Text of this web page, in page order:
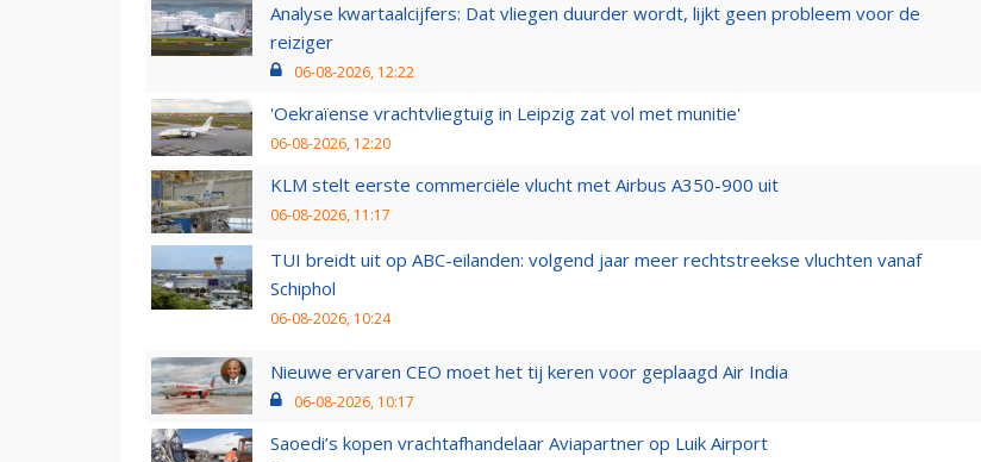
Analyse kwartaalcijfers: Dat vliegen duurder wordt, lijkt geen probleem voor de
reiziger
06-08-2026, 12:22
'Oekraïense vrachtvliegtuig in Leipzig zat vol met munitie'
06-08-2026, 12:20
KLM stelt eerste commerciële vlucht met Airbus A350-900 uit
06-08-2026, 11:17
TUI breidt uit op ABC-eilanden: volgend jaar meer rechtstreekse vluchten vanaf
Schiphol
06-08-2026, 10:24
Nieuwe ervaren CEO moet het tij keren voor geplaagd Air India
06-08-2026, 10:17
Saoedi’s kopen vrachtafhandelaar Aviapartner op Luik Airport